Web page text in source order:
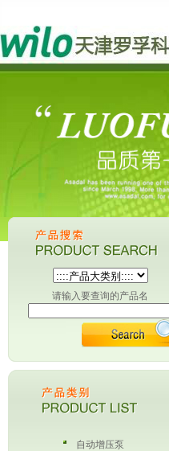
请输入要查询的产品名
自动增压泵